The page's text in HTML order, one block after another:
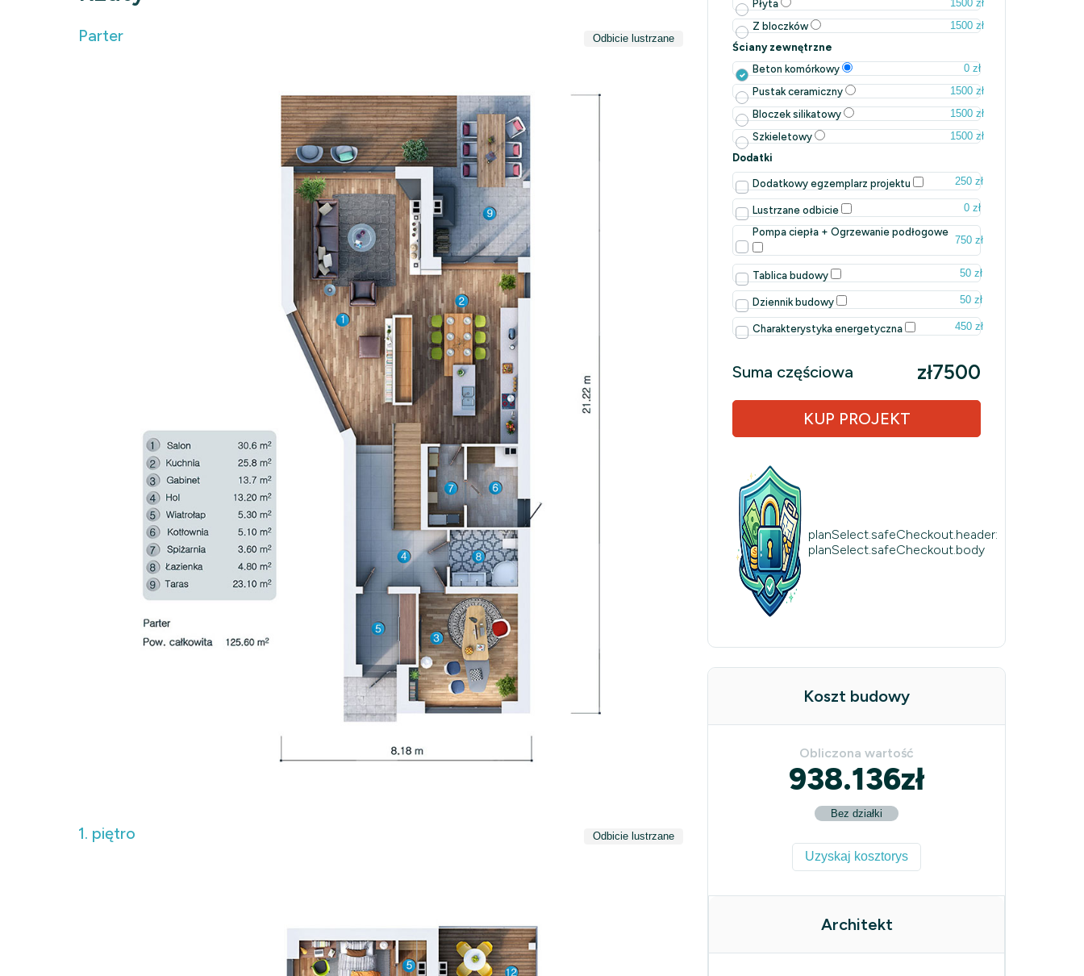
Parter Odbicie lustrzane
1. piętro Odbicie lustrzane
Płyta
1500 zł
Z bloczków
1500 zł
Ściany zewnętrzne
Beton komórkowy
0 zł
Pustak ceramiczny
1500 zł
Bloczek silikatowy
1500 zł
Szkieletowy
1500 zł
Dodatki
Dodatkowy egzemplarz projektu 250 zł
Lustrzane odbicie
0 zł
Pompa ciepła + Ogrzewanie podłogowe
750 zł
Tablica budowy 50 zł
Dziennik budowy 50 zł
Charakterystyka energetyczna 450 zł
Suma częściowa zł7500
KUP PROJEKT
planSelect.safeCheckout.header:
planSelect.safeCheckout.body
Koszt budowy
Obliczona wartość
938.136zł
Bez działki
Uzyskaj kosztorys
Architekt